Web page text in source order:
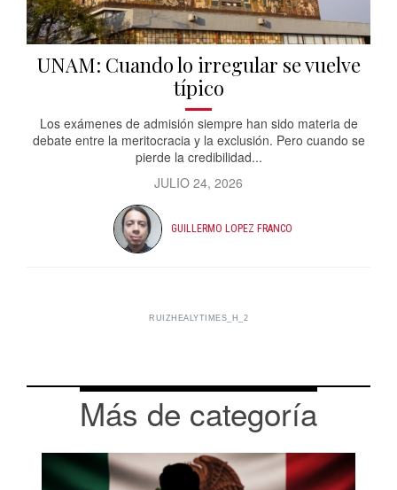
UNAM: Cuando lo irregular se vuelve
típico
Los exámenes de admisión siempre han sido materia de
debate entre la meritocracia y la exclusión. Pero cuando se
pierde la credibilidad...
JULIO 24, 2026
GUILLERMO LOPEZ FRANCO
RUIZHEALYTIMES_H_2
Más de categoría